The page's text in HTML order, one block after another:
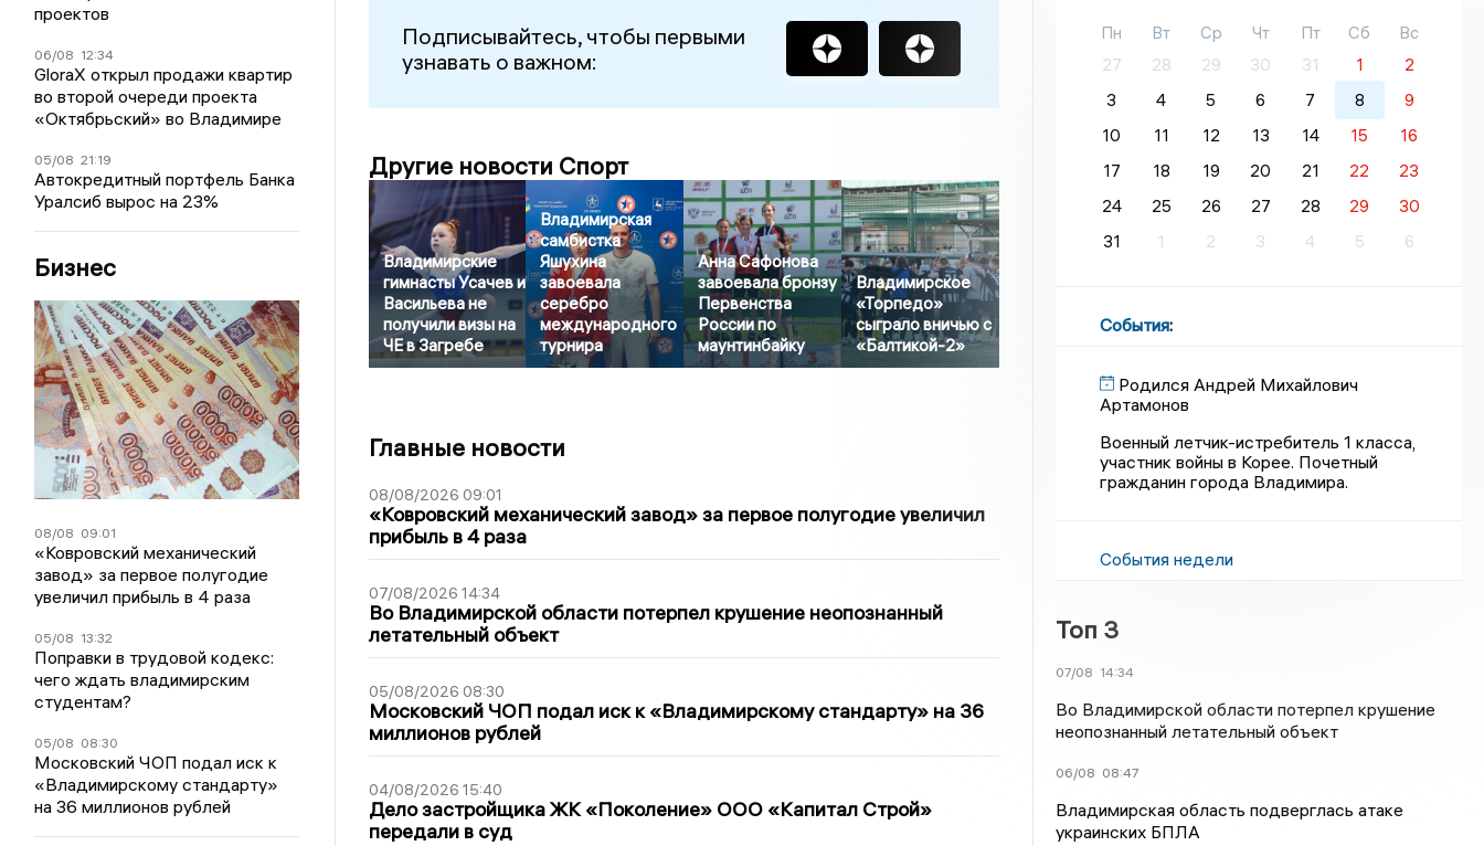
проектов
06/08 12:34
GloraX открыл продажи квартир
во второй очереди проекта
«Октябрьский» во Владимире
05/08 21:19
Автокредитный портфель Банка
Уралсиб вырос на 23%
Бизнес
08/08 09:01
«Ковровский механический
завод» за первое полугодие
увеличил прибыль в 4 раза
05/08 13:32
Поправки в трудовой кодекс:
чего ждать владимирским
студентам?
05/08 08:30
Московский ЧОП подал иск к
«Владимирскому стандарту»
на 36 миллионов рублей
Подписывайтесь, чтобы первыми
узнавать о важном:
Другие новости Спорт
Владимирские
гимнасты Усачев и
Васильева не
получили визы на
ЧЕ в Загребе
Владимирская
самбистка
Яшухина
завоевала
серебро
международного
турнира
Анна Сафонова
завоевала бронзу
Первенства
России по
маунтинбайку
Владимирское
«Торпедо»
сыграло вничью с
«Балтикой-2»
Главные новости
08/08/2026 09:01
«Ковровский механический завод» за первое полугодие увеличил
прибыль в 4 раза
07/08/2026 14:34
Во Владимирской области потерпел крушение неопознанный
летательный объект
05/08/2026 08:30
Московский ЧОП подал иск к «Владимирскому стандарту» на 36
миллионов рублей
04/08/2026 15:40
Дело застройщика ЖК «Поколение» ООО «Капитал Строй»
передали в суд
Пн Вт Ср Чт Пт Сб
Вс
27
28 29 30 31 1
2
3
4 5 6 7 8
9
10
11 12 13 14 15
16
17
18 19 20 21 22
23
24
25 26 27 28 29
30
31
1 2 3 4 5 6
События:
Родился Андрей Михайлович
Артамонов
Военный летчик-истребитель 1 класса,
участник войны в Корее. Почетный
гражданин города Владимира.
События недели
Топ 3
07/08 14:34
Во Владимирской области потерпел крушение
неопознанный летательный объект
06/08 08:47
Владимирская область подверглась атаке
украинских БПЛА